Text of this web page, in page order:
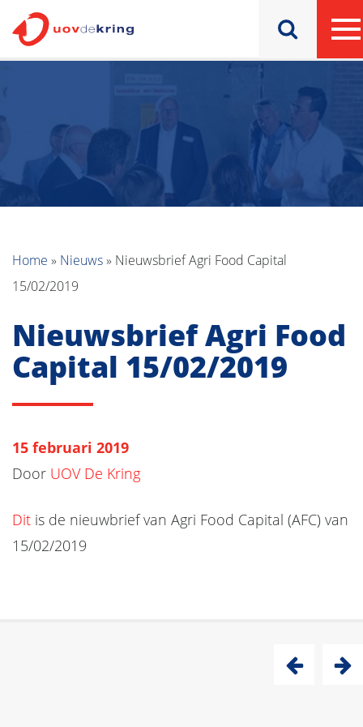
Home » Nieuws» Nieuwsbrief Agri Food Capital
15/02/2019
Nieuwsbrief Agri Food
Capital 15/02/2019
15 februari 2019
Door UOV De Kring
Dit is de nieuwbrief van Agri Food Capital (AFC) van
15/02/2019